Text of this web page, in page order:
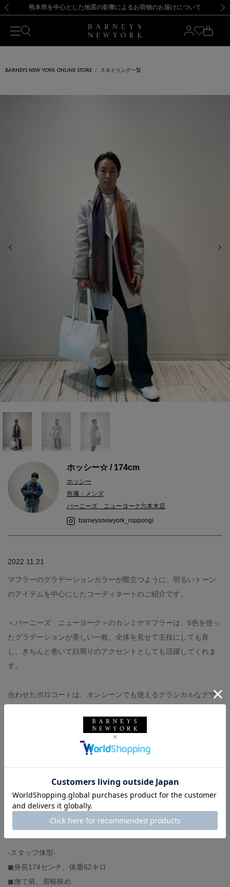
新規登録のお客様も対象！＜MY BARNEYS＞会員のお客様は11,000円（税込）以上のお買上げで常時送料無料！お買い物の際は会員登録を！
【夏季休業に伴う返品・交換承り一時停止のお知らせ】（2026.8.5）
熊本県を中心とした地震の影響によるお荷物のお届けについて
【開催中】SUMMER SALEのご案内・ご注意事項 新規登録のお客様も対象！＜MY BARNEYS＞会員のお客様は11,000円（税込）以上のお買上げで常時送料無料！お買い物の際は会員登録を！
【夏季休業に伴う返品・交換承り一時停止のお知らせ】（2026.8.5）
BARNEYS NEW YORK ONLINE STORE スタイリング一覧
ホッシー☆ / 174cm
ホッシー
所属：メンズ
バーニーズ ニューヨーク六本木店
barneysnewyork_roppongi
2022.11.21
マフラーのグラデーションカラーが際立つように、明るいトーン
のアイテムを中心にしたコーディネートのご紹介です。
＜バーニーズ ニューヨーク＞のカシミヤマフラーは、6色を使っ
たグラデーションが美しい一枚。全体を見せて主役にしても良
し、きちんと巻いて顔周りのアクセントとしても活躍してくれま
す。
合わせたポロコートは、オンシーンでも使えるクラシカルなデザ
ディネートにも相性抜群です。マフラーの色が鮮やかに見えるラ
イトグレーをチョイスしました。
outer :BARNEYS NEW YORK（着用サイズ 46）
scarf :BARNEYS NEW YORK
bag :PELLE MORBIDA（※六本木店で好評展開中です。）
その他 :私物
-スタッフ体型-
◼︎身長174センチ、体重62キロ
◼︎撫で肩、肩幅狭め